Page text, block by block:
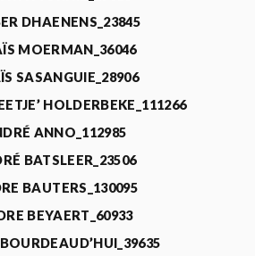
DHAENENS_23845
MOERMAN_36046
SASANGUIE_28906
HOLDERBEKE_111266
ANNO_112985
BATSLEER_23506
BAUTERS_130095
BEYAERT_60933